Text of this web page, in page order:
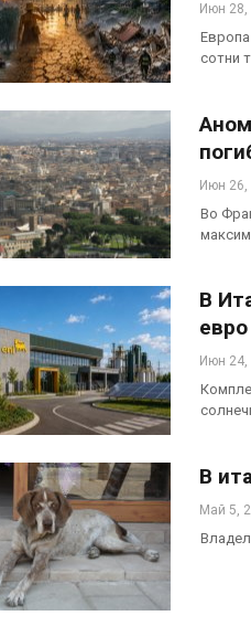
Июн 28,
сотни
Июн 26,
Во
В
евро
Июн 24,
В
Май 5,